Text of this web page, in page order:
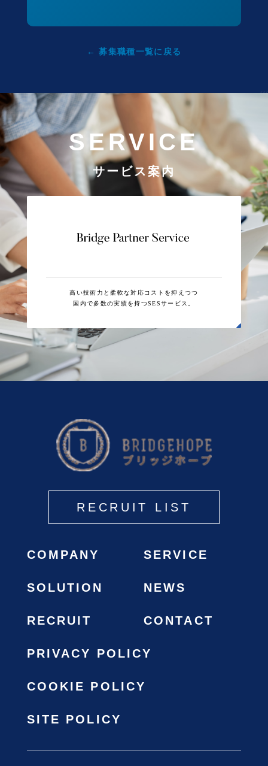
← 募集職種一覧に戻る
SERVICE
サービス案内
高い技術力と柔軟な対応コストを抑えつつ
国内で多数の実績を持つSESサービス。
RECRUIT LIST
COMPANY SERVICE
SOLUTION NEWS
RECRUIT CONTACT
PRIVACY POLICY
COOKIE POLICY
SITE POLICY